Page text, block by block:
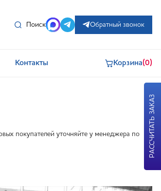
Поиск Обратный звонок
Контакты Корзина(0)
покупателей уточняйте у менеджера по
РАССЧИТАТЬ ЗАКАЗ